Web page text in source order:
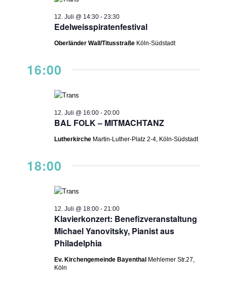
Edelweisspiratenfestival
12. Juli @ 14:30 -23:30
Oberländer Wall/Titusstraße Köln-Südstadt
16:00
BAL FOLK – MITMACHTANZ
12. Juli @ 16:00 -20:00
Lutherkirche Martin-Luther-Platz 2-4, Köln-Südstadt
18:00
Klavierkonzert: Benefizveranstaltung
Michael Yanovitsky, Pianist aus
Philadelphia
12. Juli @ 18:00 -21:00
Ev. Kirchengemeinde Bayenthal Mehlemer Str.27,
Köln